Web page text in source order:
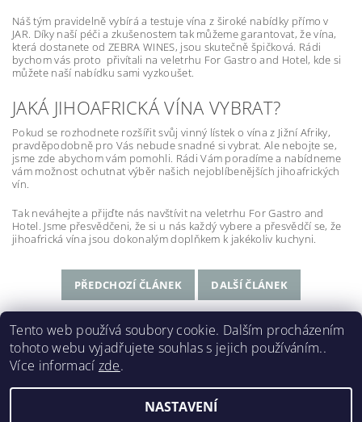
Náš tým pravidelně vybírá a testuje vína z široké nabídky přímo v
JAR. Díky naší péči a zkušenostem tak můžeme garantovat, že vína,
která dostanete od ZEBRA WINES, jsou skutečně špičková. Rádi
bychom vás proto přivítali na veletrhu For Gastro and Hotel, kde si
můžete naší nabídku sami vyzkoušet.
JAKÁ JIHOAFRICKÁ VÍNA VYBRAT?
Pokud se rozhodnete rozšířit svůj vinný lístek o vína z Jižní Afriky,
pravděpodobně pro Vás nebude snadné si vybrat. Ale nebojte se,
jsme zde abychom vám pomohli. Rádi Vám poradíme a nabídneme
vám možnost ochutnat výběr našich nejoblíbenějších jihoafrických
vín.
Tak neváhejte a přijďte nás navštívit na veletrhu For Gastro and
Hotel. Jsme přesvědčeni, že si u nás každý vybere a přesvědčí se, že
jihoafrická vína jsou dokonalým doplňkem k jakékoliv kuchyni.
PŘEDCHOZÍ ČLÁNEK DALŠÍ ČLÁNEK
Meerlust | La Bri | | Lynx |
Wildeberg
Tento web používá soubory cookie. Dalším procházením
tohoto webu vyjadřujete souhlas s jejich používáním..
Více informací zde.
NASTAVENÍ